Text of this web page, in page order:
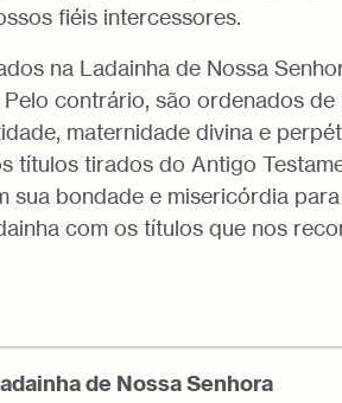
fiéis intercessores.
na Ladainha de Nossa
contrário, são ordenados de
maternidade divina e
títulos tirados do Antigo
sua bondade e misericórdia
com os títulos que nos
de Nossa Senhora